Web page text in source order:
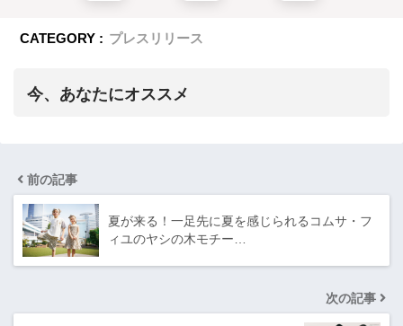
CATEGORY : プレスリリース
今、あなたにオススメ
前の記事
夏が来る！一足先に夏を感じられるコムサ・フ
ィユのヤシの木モチー…
次の記事